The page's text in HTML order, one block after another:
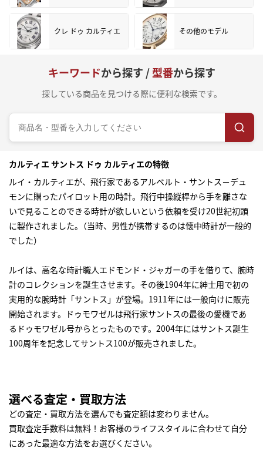
クレ ドゥ カルティエ その他のモデル
キーワードから探す /型番から探す
探している商品を見つける際に便利な検索です。
カルティエ サントス ドゥ カルティエの特徴
ルイ・カルティエが、飛行家であるアルベルト・サントス－デュ
モンに贈ったパイロット用の時計。飛行中操縦桿から手を離さな
いで見ることのできる時計が欲しいという依頼を受け20世紀初頭
に製作されました｡（当時、男性が携帯するのは懐中時計が一般的
でした）
ルイは、高名な時計職人エドモンド・ジャガーの手を借りて、腕時
計のコレクションを誕生させます。その後1904年に紳士用で初の
実用的な腕時計「サントス」が登場。1911年には一般向けに販売
開始されます。ドゥモワゼルは飛行家サントスの最後の愛機であ
るドゥモワゼル号からとったものです。2004年にはサントス誕生
100周年を記念してサントス100が販売されました。
選べる査定・買取方法
どの査定・買取方法を選んでも査定額は変わりません。
買取査定手数料は無料！お客様のライフスタイルに合わせて自分
にあった最適な方法をお選びください。